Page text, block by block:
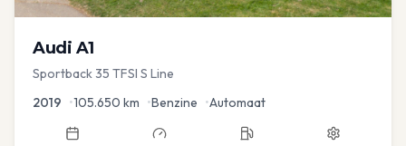
Audi A1
Sportback 35 TFSI S Line
2019 •105.650 km •Benzine •Automaat